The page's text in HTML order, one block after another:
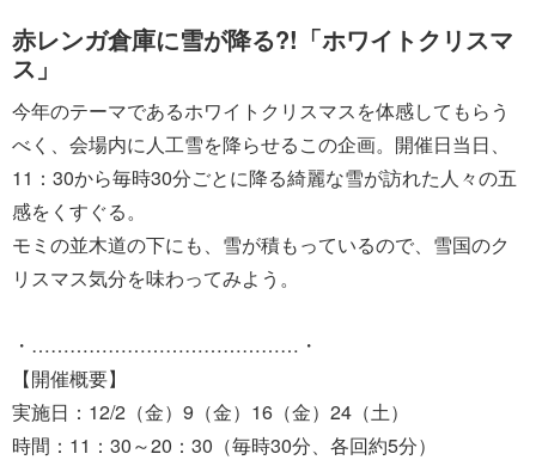
赤レンガ倉庫に雪が降る?!「ホワイトクリスマ
ス」
今年のテーマであるホワイトクリスマスを体感してもらう
べく、会場内に人工雪を降らせるこの企画。開催日当日、
11：30から毎時30分ごとに降る綺麗な雪が訪れた人々の五
感をくすぐる。
モミの並木道の下にも、雪が積もっているので、雪国のク
リスマス気分を味わってみよう。
・……………………………………・
【開催概要】
実施日：12/2（金）9（金）16（金）24（土）
時間：11：30～20：30（毎時30分、各回約5分）